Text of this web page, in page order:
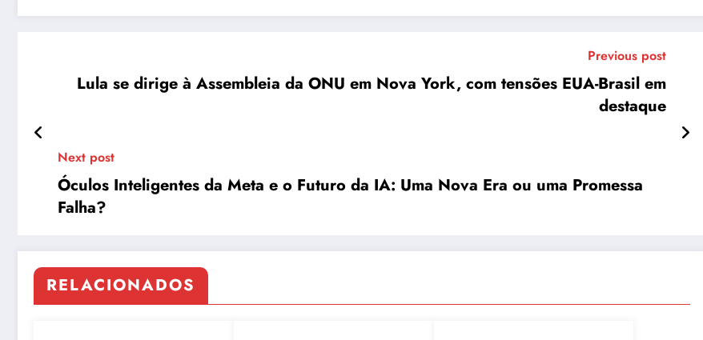
Previous post
Lula se dirige à Assembleia da ONU em Nova York, com tensões EUA-Brasil em
destaque
Next post
Óculos Inteligentes da Meta e o Futuro da IA: Uma Nova Era ou uma Promessa
Falha?
RELACIONADOS